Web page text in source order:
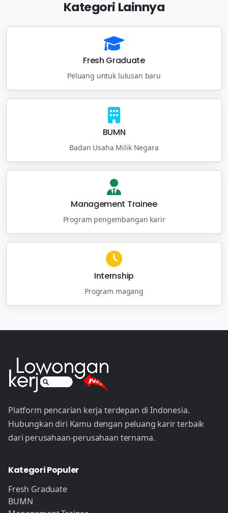
Kategori Lainnya
Fresh Graduate
Peluang untuk lulusan baru
BUMN
Badan Usaha Milik Negara
Management Trainee
Program pengembangan karir
Internship
Program magang
Platform pencarian kerja terdepan di Indonesia.
Hubungkan diri Kamu dengan peluang karir terbaik
dari perusahaan-perusahaan ternama.
Kategori Populer
Fresh Graduate
BUMN